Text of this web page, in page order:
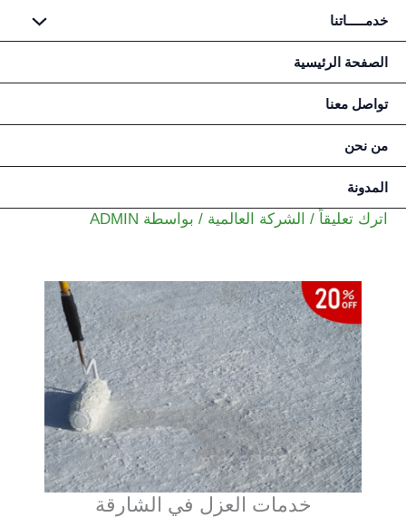
تخطي
إلى
المحتوى
خدمـــــاتنا
الصفحة الرئيسية
تواصل معنا
من نحن
المدونة
اترك تعليقاً / الشركة العالمية / بواسطة ADMIN
خدمات العزل في الشارقة